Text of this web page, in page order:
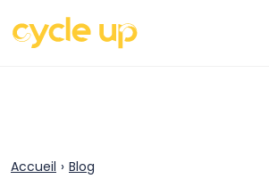
Accueil › Blog